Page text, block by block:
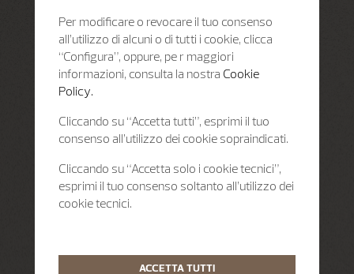
Per modificare o revocare il tuo consenso
all’utilizzo di alcuni o di tutti i cookie, clicca
“Configura”, oppure, pe r maggiori
informazioni, consulta la nostra Cookie
Policy.
Cliccando su “Accetta tutti”, esprimi il tuo
consenso all’utilizzo dei cookie sopraindicati.
Cliccando su “Accetta solo i cookie tecnici”,
esprimi il tuo consenso soltanto all’utilizzo dei
cookie tecnici.
ACCETTA TUTTI